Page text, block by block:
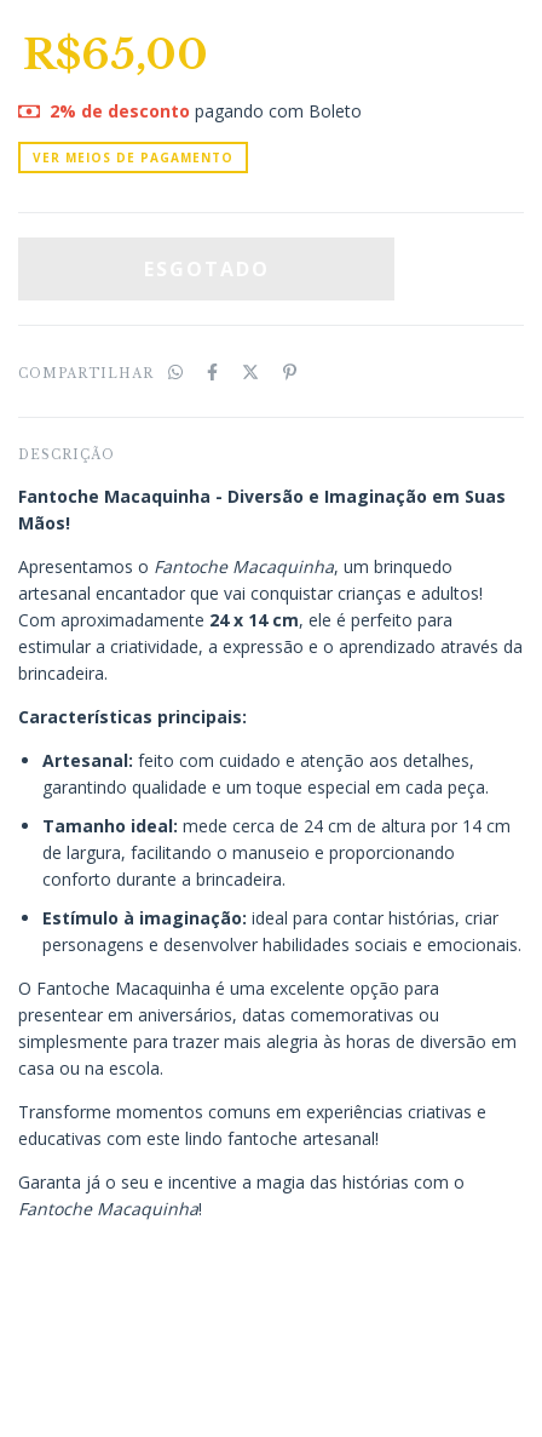
R$65,00
2% de desconto pagando com Boleto
VER MEIOS DE PAGAMENTO
COMPARTILHAR
DESCRIÇÃO
Fantoche Macaquinha - Diversão e Imaginação em Suas
Mãos!
Apresentamos o Fantoche Macaquinha, um brinquedo
artesanal encantador que vai conquistar crianças e adultos!
Com aproximadamente 24 x 14 cm, ele é perfeito para
estimular a criatividade, a expressão e o aprendizado através da
brincadeira.
Características principais:
Artesanal: feito com cuidado e atenção aos detalhes,
garantindo qualidade e um toque especial em cada peça.
Tamanho ideal: mede cerca de 24 cm de altura por 14 cm
de largura, facilitando o manuseio e proporcionando
conforto durante a brincadeira.
Estímulo à imaginação: ideal para contar histórias, criar
personagens e desenvolver habilidades sociais e emocionais.
O Fantoche Macaquinha é uma excelente opção para
presentear em aniversários, datas comemorativas ou
simplesmente para trazer mais alegria às horas de diversão em
casa ou na escola.
Transforme momentos comuns em experiências criativas e
educativas com este lindo fantoche artesanal!
Garanta já o seu e incentive a magia das histórias com o
Fantoche Macaquinha!